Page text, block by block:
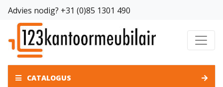
Advies nodig? +31 (0)85 1301 490
CATALOGUS